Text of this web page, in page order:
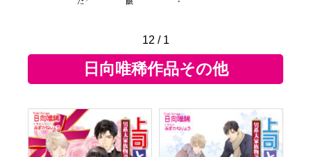
1
/
12
日向唯稀作品その他